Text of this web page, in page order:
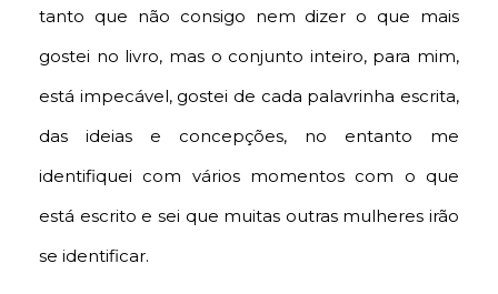
tanto que não consigo nem dizer o que mais
gostei no livro, mas o conjunto inteiro, para mim,
está impecável, gostei de cada palavrinha escrita,
das ideias e concepções, no entanto me
identifiquei com vários momentos com o que
está escrito e sei que muitas outras mulheres irão
se identificar.